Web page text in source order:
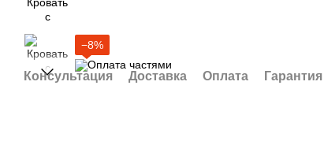
−8%
Консультация Доставка Оплата Гарантия